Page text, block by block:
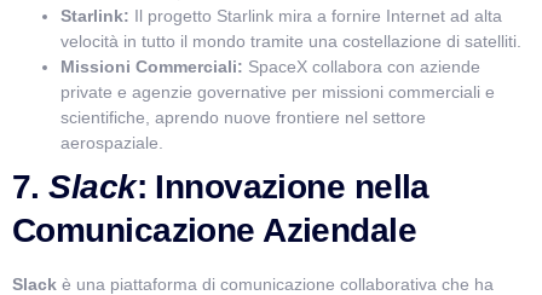
Starlink: Il progetto Starlink mira a fornire Internet ad alta
velocità in tutto il mondo tramite una costellazione di satelliti.
Missioni Commerciali: SpaceX collabora con aziende
private e agenzie governative per missioni commerciali e
scientifiche, aprendo nuove frontiere nel settore
aerospaziale.
7.Slack: Innovazione nella
Comunicazione Aziendale
Slack è una piattaforma di comunicazione collaborativa che ha